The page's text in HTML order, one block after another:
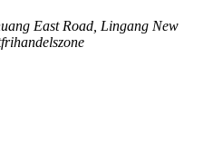
East Road, Lingang New